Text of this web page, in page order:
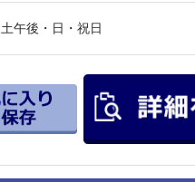
土午後・日・祝日